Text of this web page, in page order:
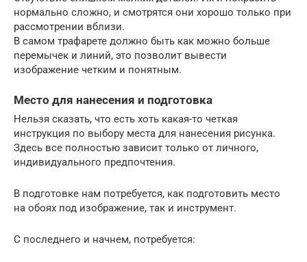
нормально сложно, и смотрятся они хорошо только при
рассмотрении вблизи.
В самом трафарете должно быть как можно больше
перемычек и линий, это позволит вывести
изображение четким и понятным.
Место для нанесения и подготовка
Нельзя сказать, что есть хоть какая-то четкая
инструкция по выбору места для нанесения рисунка.
Здесь все полностью зависит только от личного,
индивидуального предпочтения.
В подготовке нам потребуется, как подготовить место
на обоях под изображение, так и инструмент.
С последнего и начнем, потребуется: